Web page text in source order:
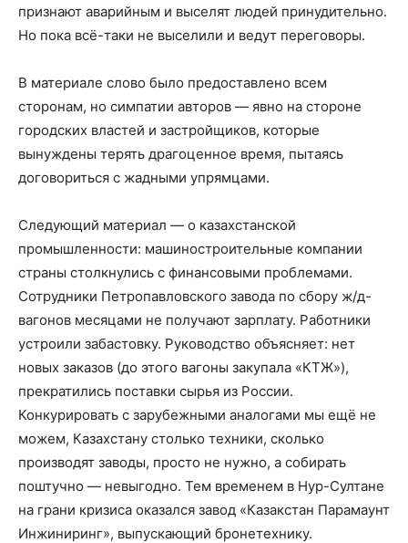
признают аварийным и выселят людей принудительно.
Но пока всё-таки не выселили и ведут переговоры.
В материале слово было предоставлено всем
сторонам, но симпатии авторов — явно на стороне
городских властей и застройщиков, которые
вынуждены терять драгоценное время, пытаясь
договориться с жадными упрямцами.
Следующий материал — о казахстанской
промышленности: машиностроительные компании
страны столкнулись с финансовыми проблемами.
Сотрудники Петропавловского завода по сбору ж/д-
вагонов месяцами не получают зарплату. Работники
устроили забастовку. Руководство объясняет: нет
новых заказов (до этого вагоны закупала «КТЖ»),
прекратились поставки сырья из России.
Конкурировать с зарубежными аналогами мы ещё не
можем, Казахстану столько техники, сколько
производят заводы, просто не нужно, а собирать
поштучно — невыгодно. Тем временем в Нур-Султане
на грани кризиса оказался завод «Казакстан Парамаунт
Инжиниринг», выпускающий бронетехнику.